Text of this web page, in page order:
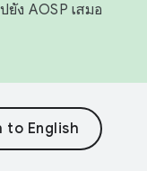
ยัง AOSP เสมอ